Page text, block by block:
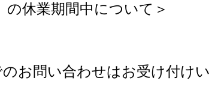
の休業期間中について＞
お問い合わせはお受け付けい